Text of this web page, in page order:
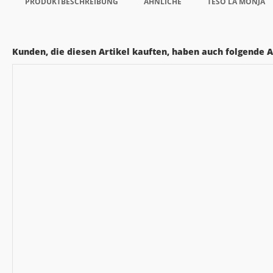
Kunden, die diesen Artikel kauften, haben auch folgende